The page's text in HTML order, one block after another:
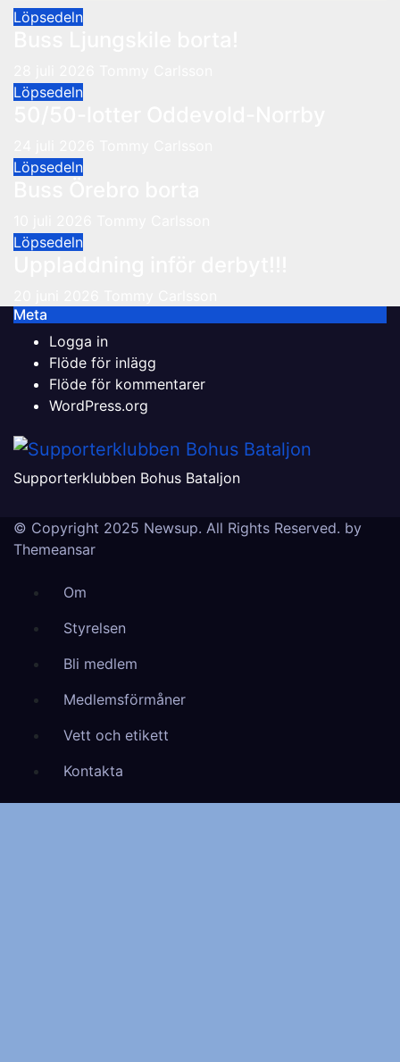
Löpsedeln
Löpsedeln
Löpsedeln
Löpsedeln
Meta
Logga in
Flöde för inlägg
Flöde för kommentarer
WordPress.org
Supporterklubben Bohus Bataljon
© Copyright 2025 Newsup. All Rights Reserved. by
Themeansar
Om
Styrelsen
Bli medlem
Medlemsförmåner
Vett och etikett
Kontakta